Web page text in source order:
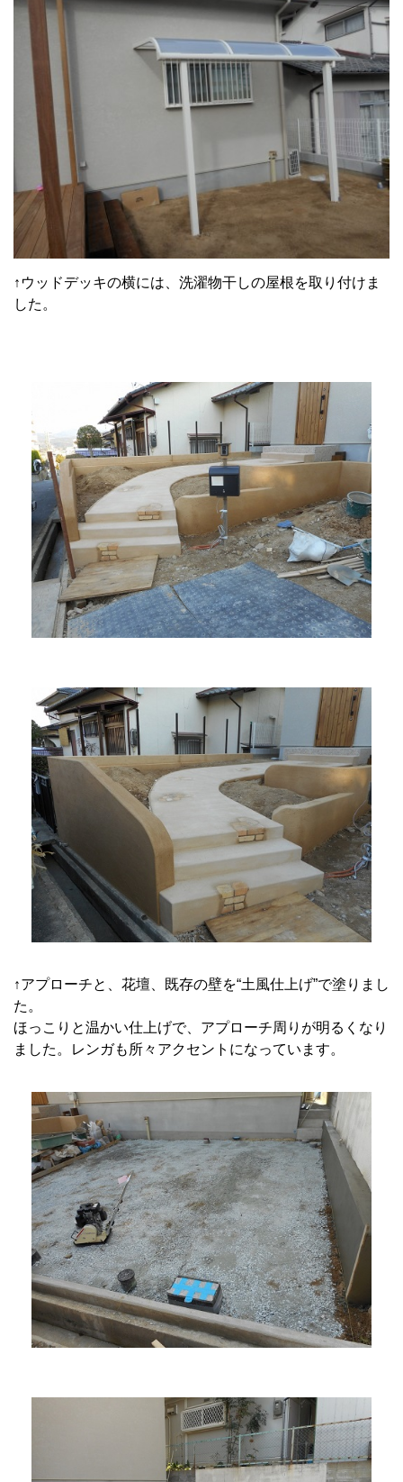
↑ウッドデッキの横には、洗濯物干しの屋根を取り付けま
した。
↑アプローチと、花壇、既存の壁を“土風仕上げ”で塗りまし
た。
ほっこりと温かい仕上げで、アプローチ周りが明るくなり
ました。レンガも所々アクセントになっています。